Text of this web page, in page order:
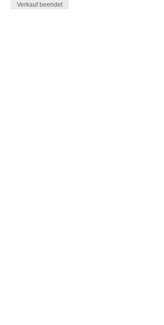
Verkauf beendet